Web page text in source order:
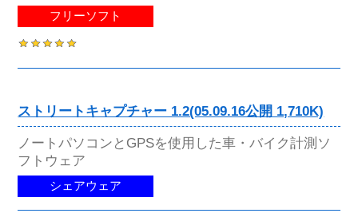
フリーソフト
ストリートキャプチャー 1.2(05.09.16公開 1,710K)
ノートパソコンとGPSを使用した車・バイク計測ソ
フトウェア
シェアウェア